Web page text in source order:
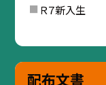
Ｒ７新入生
配布文書